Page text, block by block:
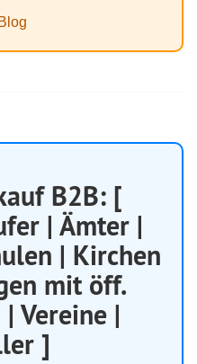
B2B: [
| Ämter |
| Kirchen
mit öff.
Vereine |
]